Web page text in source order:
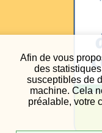
Afin de vous
des
susceptibles de
machine. Cela
préalable, votre